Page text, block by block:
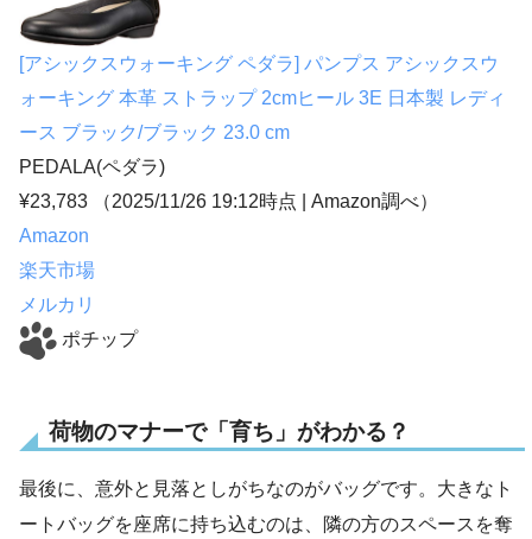
[アシックスウォーキング ペダラ] パンプス アシックスウ
ォーキング 本革 ストラップ 2cmヒール 3E 日本製 レディ
ース ブラック/ブラック 23.0 cm
PEDALA(ペダラ)
¥23,783
（2025/11/26 19:12時点 | Amazon調べ）
Amazon
楽天市場
メルカリ
ポチップ
荷物のマナーで「育ち」がわかる？
最後に、意外と見落としがちなのがバッグです。大きなト
ートバッグを座席に持ち込むのは、隣の方のスペースを奪